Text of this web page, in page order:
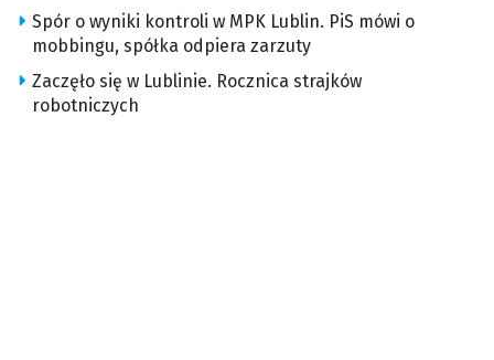
Spór o wyniki kontroli w MPK Lublin. PiS mówi o
mobbingu, spółka odpiera zarzuty
Zaczęło się w Lublinie. Rocznica strajków
robotniczych